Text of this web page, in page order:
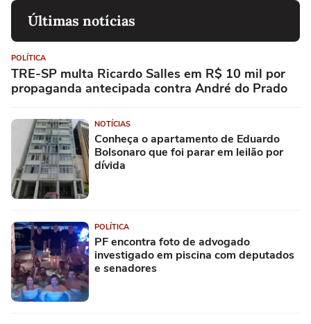
Últimas notícias
POLÍTICA
TRE-SP multa Ricardo Salles em R$ 10 mil por
propaganda antecipada contra André do Prado
NOTÍCIAS
Conheça o apartamento de Eduardo
Bolsonaro que foi parar em leilão por
dívida
POLÍTICA
PF encontra foto de advogado
investigado em piscina com deputados
e senadores